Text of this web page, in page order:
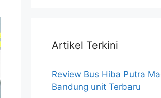
Artikel Terkini
Review Bus Hiba Putra
Bandung unit Terbaru